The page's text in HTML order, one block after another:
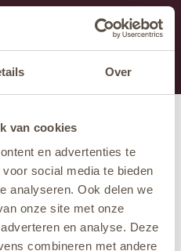
Over
van cookies
en advertenties te
social media te bieden
analyseren. Ook delen we
onze site met onze
en analyse. Deze
combineren met andere
in onderhoud.
ons bellen +31 413 274